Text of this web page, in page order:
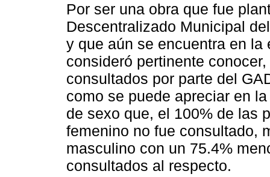
Por ser una obra que fue
Descentralizado Municipal
y que aún se encuentra en
consideró pertinente
consultados por parte del
como se puede apreciar en
de sexo que, el 100% de las
femenino no fue consultado,
masculino con un 75.4%
consultados al respecto.